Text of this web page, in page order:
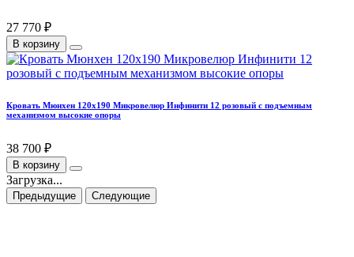
27 770 ₽
В корзину
Кровать Мюнхен 120х190 Микровелюр Инфинити 12 розовый с подъемным
механизмом высокие опоры
38 700 ₽
В корзину
Загрузка...
Предыдущие Следующие